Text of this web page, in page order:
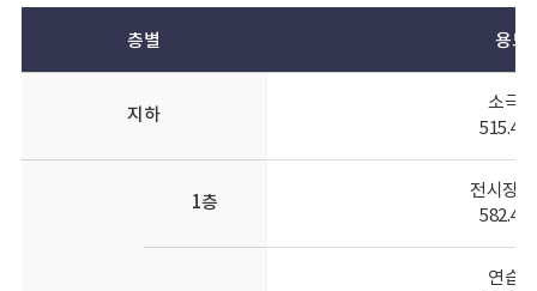
층별 용도
지하
소극장
515.46
1층
전시장
582.45
연습실